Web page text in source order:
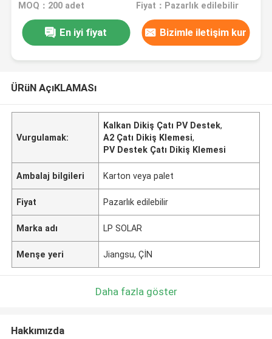
MOQ：200 adet Fiyat：Pazarlık edilebilir
En iyi fiyat Bizimle iletişim kur
ÜRüN AçıKLAMASı
Vurgulamak:
Kalkan Dikiş Çatı PV Destek,
A2 Çatı Dikiş Klemesi,
PV Destek Çatı Dikiş Klemesi
Ambalaj bilgileri Karton veya palet
Fiyat Pazarlık edilebilir
Marka adı LP SOLAR
Menşe yeri Jiangsu, ÇİN
Daha fazla göster
Hakkımızda